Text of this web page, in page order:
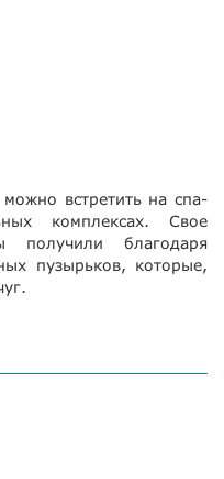
встретить на спа-
комплексах. Свое
получили благодаря
пузырьков, которые,